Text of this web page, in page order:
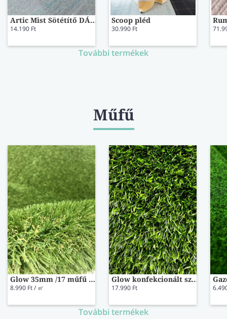
Artic Mist Sötétítő DÁNIEL
14.190 Ft
Scoop pléd
30.990 Ft
További termékek
Műfű
Glow 35mm /17 műfű 2 m széles
8.990 Ft / ㎡
Glow konfekcionált szálas műfű 100x200cm
17.990 Ft
További termékek